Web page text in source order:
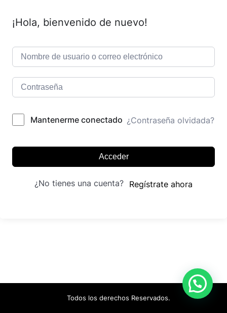
¡Hola, bienvenido de nuevo!
Mantenerme conectado ¿Contraseña olvidada?
Acceder
¿No tienes una cuenta? Regístrate ahora
Todos los derechos Reservados.